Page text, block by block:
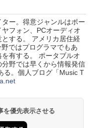
ー。得意ジャンルはポー
フォン、PCオーディオ
する。 アメリカ居住経
ではプログラマでもあ
有する。 ポータブルオ
野では早くから情報発信
る。個人ブログ「Music T
を優先表示させる